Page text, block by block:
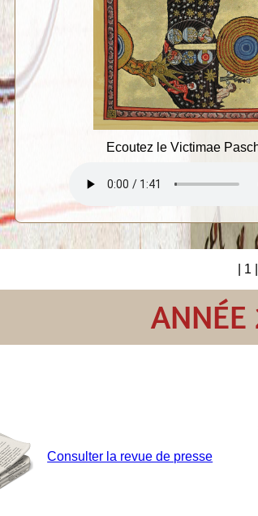
Ecoutez le Victimae
| 1 |
Consulter la revue de presse